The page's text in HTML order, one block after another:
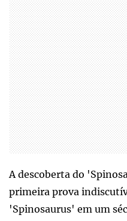
A descoberta do
primeira prova
'Spinosaurus' em um